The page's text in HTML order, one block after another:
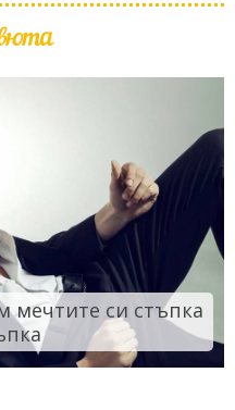
мечтите си стъпка